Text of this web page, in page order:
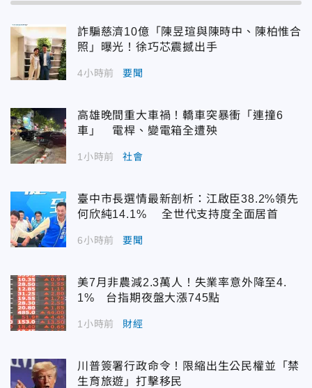
詐騙慈濟10億「陳昱瑄與陳時中、陳柏惟合
照」曝光！徐巧芯震撼出手
4小時前 要聞
高雄晚間重大車禍！轎車突暴衝「連撞6
車」 電桿、變電箱全遭殃
1小時前 社會
臺中市長選情最新剖析：江啟臣38.2%領先
何欣純14.1% 全世代支持度全面居首
6小時前 要聞
美7月非農減2.3萬人！失業率意外降至4.
1% 台指期夜盤大漲745點
1小時前 財經
川普簽署行政命令！限縮出生公民權並「禁
生育旅遊」打擊移民